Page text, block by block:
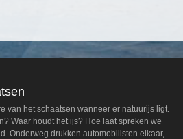
van het schaatsen wanneer er natuurijs ligt.
Waar houdt het ijs? Hoe laat spreken we
Onderweg drukken automobilisten elkaar,